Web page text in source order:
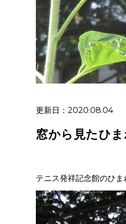
更新日：2020.08.04
窓から見たひま
テニス発祥記念館のひ